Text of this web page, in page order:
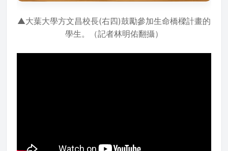
▲大葉大學方文昌校長(右四)鼓勵參加生命橋樑計畫的
學生。（記者林明佑翻攝）